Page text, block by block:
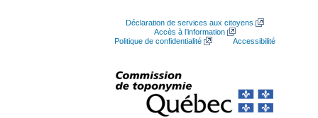
Déclaration de services aux citoyens
Accès à l’information
Politique de confidentialité
Accessibilité